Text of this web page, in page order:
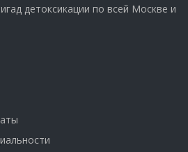
детоксикации по всей Москве и